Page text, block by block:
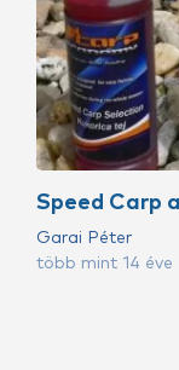
Speed Carp
Garai Péter
több mint 14 éve